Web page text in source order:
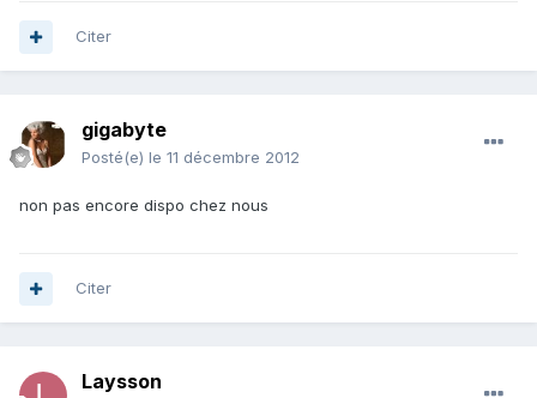
Citer
gigabyte
Posté(e) le 11 décembre 2012
non pas encore dispo chez nous
Citer
Laysson